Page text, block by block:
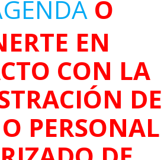
O
EN
CON LA
DE
PERSONAL